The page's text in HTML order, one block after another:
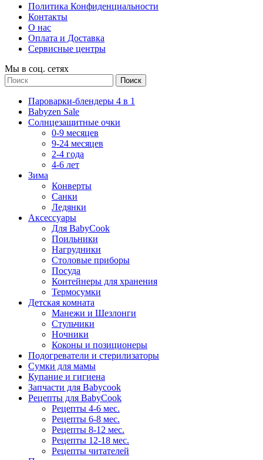
Политика Конфиденциальности
Контакты
О нас
Оплата и Доставка
Сервисные центры
Мы в соц. сетях
Поиск
Пароварки-блендеры 4 в 1
Babyzen Sale
Солнцезащитные очки
0-9 месяцев
9-24 месяцев
2-4 года
4-6 лет
Зима
Конверты
Санки
Ледянки
Аксессуары
Для BabyCook
Поильники
Нагрудники
Столовые приборы
Посуда
Контейнеры для хранения
Термосумки
Детская комната
Манежи и Шезлонги
Стульчики
Ночники
Коконы и позиционеры
Подогреватели и стерилизаторы
Сумки для мамы
Купание и гигиена
Запчасти для Babycook
Рецепты для BabyCook
Рецепты 4-6 мес.
Рецепты 6-8 мес.
Рецепты 8-12 мес.
Рецепты 12-18 мес.
Рецепты читателей